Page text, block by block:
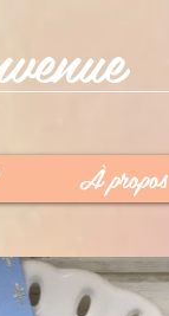
À propos